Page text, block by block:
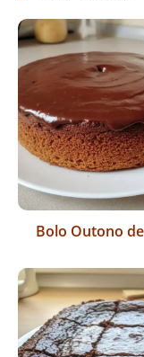
Bolo Outono